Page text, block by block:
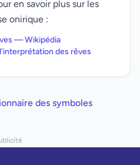
en savoir plus sur les
onirique :
— Wikipédia
des rêves
des symboles